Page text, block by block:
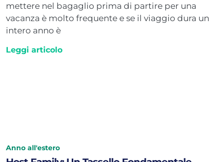
mettere nel bagaglio prima di partire per una
vacanza è molto frequente e se il viaggio dura un
intero anno è
Leggi articolo
Anno all'estero